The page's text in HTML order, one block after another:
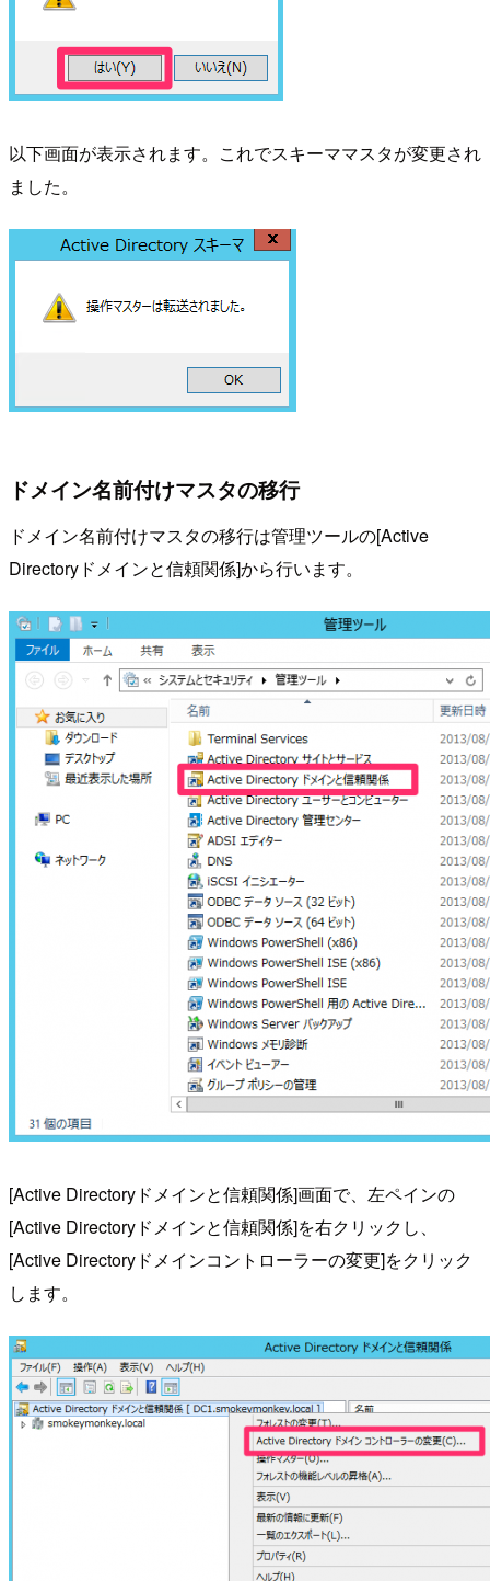
以下画面が表示されます。これでスキーママスタが変更され
ました。
ドメイン名前付けマスタの移行
ドメイン名前付けマスタの移行は管理ツールの[Active
Directoryドメインと信頼関係]から行います。
[Active Directoryドメインと信頼関係]画面で、左ペインの
[Active Directoryドメインと信頼関係]を右クリックし、
[Active Directoryドメインコントローラーの変更]をクリック
します。